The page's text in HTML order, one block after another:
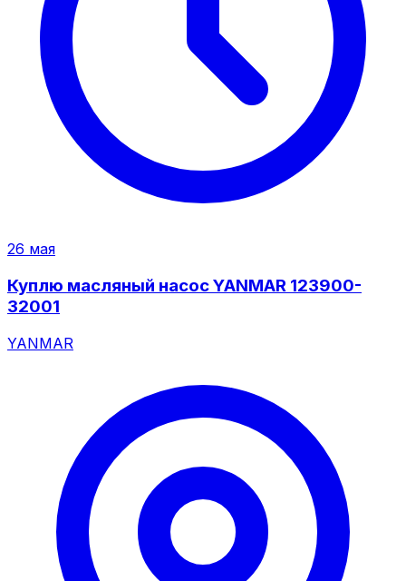
26 мая
Куплю масляный насос YANMAR 123900-
32001
YANMAR